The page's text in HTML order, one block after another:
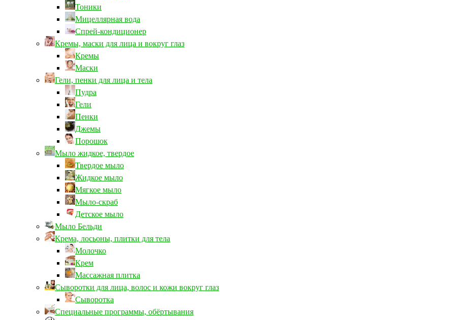
Тоники
Мицеллярная вода
Спрей-кондиционер
Кремы, маски для лица и вокруг глаз
Кремы
Маски
Гели, пенки для лица и тела
Пудра
Гели
Пенки
Джемы
Порошок
Мыло жидкое, твердое
Твердое мыло
Жидкое мыло
Мягкое мыло
Мыло-скраб
Детское мыло
Мыло Бельди
Крема, лосьоны, плитки для тела
Молочко
Крем
Массажная плитка
Сыворотки для лица, волос и кожи вокруг глаз
Сыворотка
Специальные программы, обёртывания